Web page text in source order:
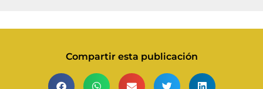
Compartir esta publicación